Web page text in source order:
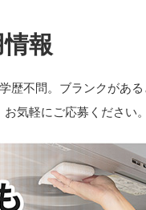
報
歴不問。ブランクがある
気軽にご応募ください。